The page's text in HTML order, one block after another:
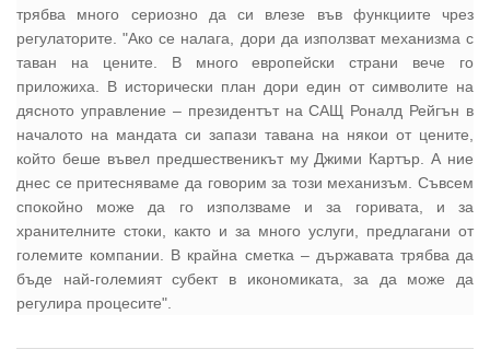
трябва много сериозно да си влезе във функциите чрез
регулаторите. "Ако се налага, дори да използват механизма с
таван на цените. В много европейски страни вече го
приложиха. В исторически план дори един от символите на
дясното управление – президентът на САЩ Роналд Рейгън в
началото на мандата си запази тавана на някои от цените,
който беше въвел предшественикът му Джими Картър. А ние
днес се притесняваме да говорим за този механизъм. Съвсем
спокойно може да го използваме и за горивата, и за
хранителните стоки, както и за много услуги, предлагани от
големите компании. В крайна сметка – държавата трябва да
бъде най-големият субект в икономиката, за да може да
регулира процесите".